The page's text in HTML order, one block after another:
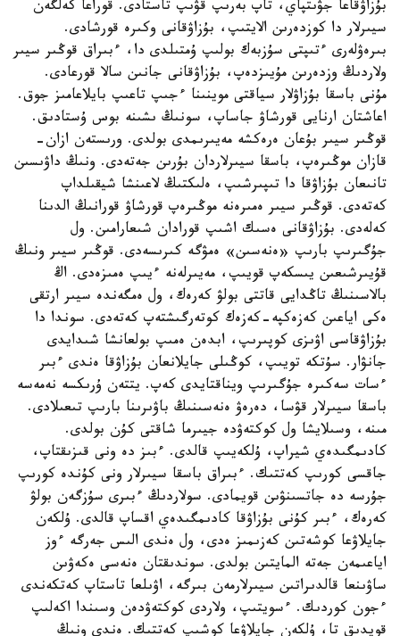
بۇزاۋقاعا جۋىتپاي، تاپ بەرىپ قۋىپ تاستادى. قوراعا كەلگەن
سيىرلار دا كوزدەرىن الايتىپ، بۇزاۋقانى وكىرە قورشادى.
بىرەۋلەرى ءتىپتى سۇزبەك بولىپ ۇمتىلدى دا، ءبىراق قوڭىر سيىر
ولاردىڭ وزدەرىن مۇيىزدەپ، بۇزاۋقانى جانىن سالا قورعادى.
مۇنى باسقا بۇزاۋلار سياقتى موينىنا ءجىپ تاعىپ بايلاعامىز جوق.
اعاشتان ارنايى قورشاۋ جاساپ، سونىڭ ىشىنە بوس ۇستادىق.
قوڭىر سيىر بۇعان ەرەكشە مەيىرىمدى بولدى. ورىستەن ازان-
قازان موڭىرەپ، باسقا سيىرلاردان بۇرىن جەتەدى. ونىڭ داۋىسىن
تانىعان بۇزاۋقا دا تىپىرشىپ، ەلىكتىڭ لاعىنشا شيقىلداپ
كەتەدى. قوڭىر سيىر ەمىرەنە موڭىرەپ قورشاۋ قورانىڭ الدىنا
كەلەدى. بۇزاۋقانى ەسىك اشىپ قورادان شىعارامىن. ول
جۇگىرىپ بارىپ «ەنەسىن» ەمۋگە كىرىسەدى. قوڭىر سيىر ونىڭ
قۇيىرشىعىن يىسكەپ قويىپ، مەيىرلەنە ءيىپ ەمىزەدى. اڭ
بالاسىنىڭ تاڭدايى قاتتى بولۋ كەرەك، ول ەمگەندە سيىر ارتقى
ەكى اياعىن كەزەكپە-كەزەك كوتەرگىشتەپ كەتەدى. سوندا دا
بۇزاۋقاسى اۋىزى كوپىرىپ، ابدەن ەمىپ بولعانشا شىدايدى
جانۋار. سۇتكە تويىپ، كوڭىلى جايلانعان بۇزاۋقا ەندى ءبىر
ءسات سەكىرە جۇگىرىپ ويناقتايدى كەپ. يتتەن ۇرىكسە نەمەسە
باسقا سيىرلار قۋسا، دەرەۋ ەنەسىنىڭ باۋىرىنا بارىپ تىعىلادى.
مىنە، وسىلايشا ول كوكتەۋدە جيىرما شاقتى كۇن بولدى.
كادىمگىدەي شيراپ، ۇلكەيىپ قالدى. ءبىز دە ونى قىزىقتاپ،
جاقسى كورىپ كەتتىك. ءبىراق باسقا سيىرلار ونى كۇندە كورىپ
جۇرسە دە جاتسىنۋىن قويمادى. سولاردىڭ ءبىرى سۇزگەن بولۋ
كەرەك، ءبىر كۇنى بۇزاۋقا كادىمگىدەي اقساپ قالدى. ۇلكەن
جايلاۋعا كوشەتىن كەزىمىز ەدى، ول ەندى الىس جەرگە ءوز
اياعىمەن جەتە المايتىن بولدى. سوندىقتان ەنەسى ەكەۋىن
ساۋىنعا قالدىراتىن سيىرلارمەن بىرگە، اۋىلعا تاستاپ كەتكەندى
ءجون كوردىك. ءسويتىپ، ولاردى كوكتەۋدەن وسىندا اكەلىپ
قويدىق تا، ۇلكەن جايلاۋعا كوشىپ كەتتىك. ەندى ونىڭ